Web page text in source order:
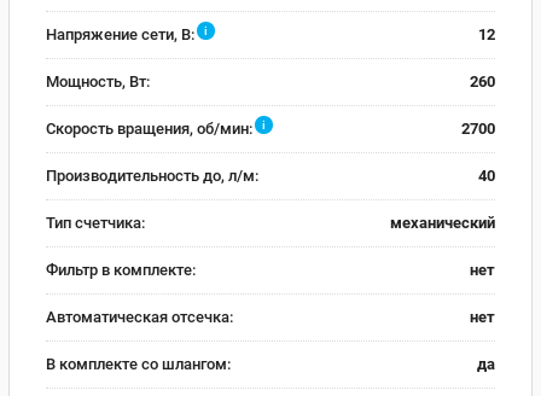
Напряжение сети, В: i 12
Мощность, Вт: 260
Скорость вращения, об/мин: i 2700
Производительность до, л/м: 40
Тип счетчика: механический
Фильтр в комплекте: нет
Автоматическая отсечка: нет
В комплекте со шлангом: да